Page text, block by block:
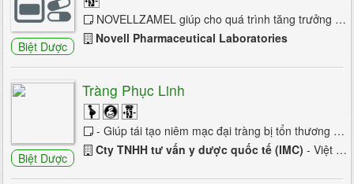
Hoa mắt và chóng mặt
Huntington
Lú lẫn
Liệt mặt ngoại biên
Liệt nửa mặt
Liệt nửa người
Biệt Dược
NOVELLZAMEL giúp cho quá trình tăng trưởng của trẻ và phục hồi sức khỏe trong giai đoạn dưỡng bệnh. NOVELLZAMEL là chế phẩm bổ sung dinh ...
Novell Pharmaceutical Laboratories
Biệt Dược
Tràng Phục Linh
- Giúp tái tạo niêm mạc đại tràng bị tổn thương và cân bằng hệ vi khuẩn có ích đường ruột, tăng...
Cty TNHH tư vấn y dược quốc tế (IMC) - Việt Nam